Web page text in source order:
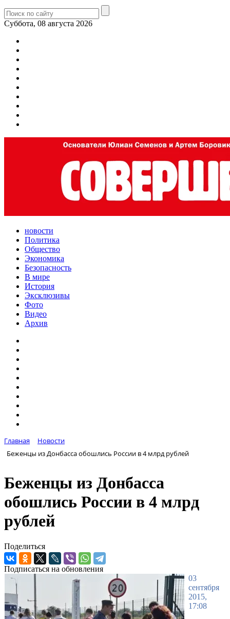
Суббота, 08 августа 2026
новости
Политика
Общество
Экономика
Безопасность
В мире
История
Эксклюзивы
Фото
Видео
Архив
Главная
Новости
Беженцы из Донбасса обошлись России в 4 млрд рублей
Беженцы из Донбасса
обошлись России в 4 млрд
рублей
Поделиться
Подписаться на обновления
03
сентября
2015,
17:08